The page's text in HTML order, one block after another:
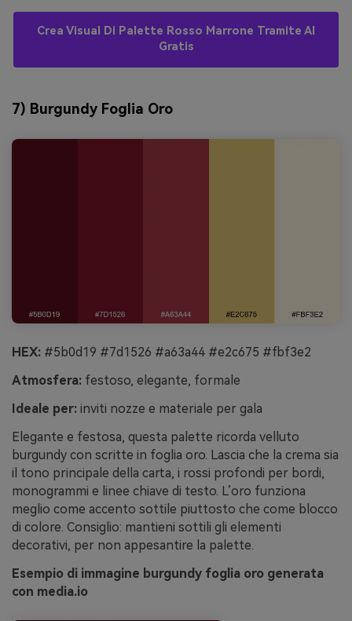
Crea Visual Di Palette Rosso Marrone Tramite AI
Gratis
7) Burgundy Foglia Oro
HEX: #5b0d19 #7d1526 #a63a44 #e2c675 #fbf3e2
Atmosfera: festoso, elegante, formale
Ideale per: inviti nozze e materiale per gala
Elegante e festosa, questa palette ricorda velluto
burgundy con scritte in foglia oro. Lascia che la crema sia
il tono principale della carta, i rossi profondi per bordi,
monogrammi e linee chiave di testo. L’oro funziona
meglio come accento sottile piuttosto che come blocco
di colore. Consiglio: mantieni sottili gli elementi
decorativi, per non appesantire la palette.
Esempio di immagine burgundy foglia oro generata
con media.io